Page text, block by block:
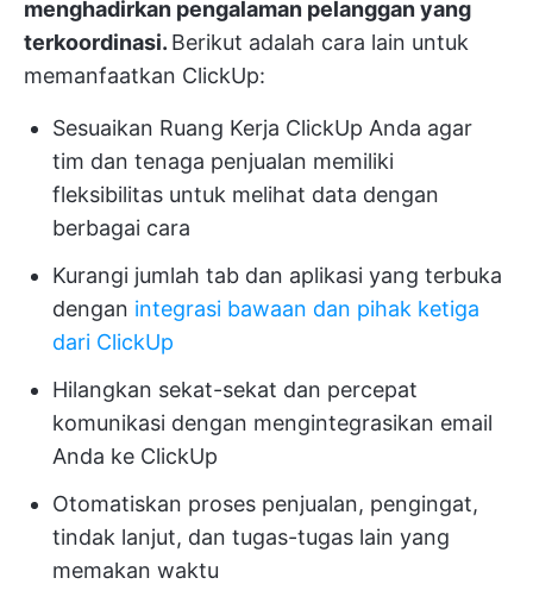
menghadirkan pengalaman pelanggan yang
terkoordinasi. Berikut adalah cara lain untuk
memanfaatkan ClickUp:
Sesuaikan Ruang Kerja ClickUp Anda agar
tim dan tenaga penjualan memiliki
fleksibilitas untuk melihat data dengan
berbagai cara
Kurangi jumlah tab dan aplikasi yang terbuka
dengan integrasi bawaan dan pihak ketiga
dari ClickUp
Hilangkan sekat-sekat dan percepat
komunikasi dengan mengintegrasikan email
Anda ke ClickUp
Otomatiskan proses penjualan, pengingat,
tindak lanjut, dan tugas-tugas lain yang
memakan waktu